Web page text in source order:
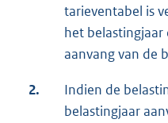
tarieventabel is
het belastingjaar
aanvang van de
2.
Indien de
belastingjaar